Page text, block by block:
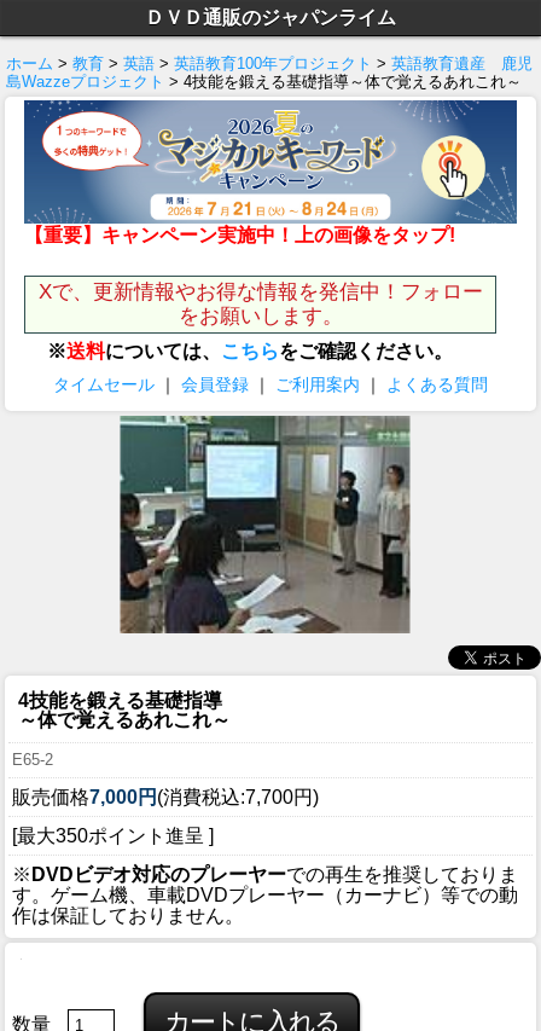
ＤＶＤ通販のジャパンライム
ホーム > 教育 > 英語 > 英語教育100年プロジェクト > 英語教育遺産 鹿児
島Wazzeプロジェクト > 4技能を鍛える基礎指導～体で覚えるあれこれ～
【重要】キャンペーン実施中！上の画像をタップ!
Xで、更新情報やお得な情報を発信中！フォロー
をお願いします。
※送料については、 こちらをご確認ください。
タイムセール ｜ 会員登録 ｜ ご利用案内 ｜ よくある質問
4技能を鍛える基礎指導
～体で覚えるあれこれ～
E65-2
販売価格7,000円 (消費税込:7,700円)
[最大350ポイント進呈 ]
※ DVDビデオ対応のプレーヤーでの再生を推奨しておりま
す。ゲーム機、車載DVDプレーヤー（カーナビ）等での動
作は保証しておりません。
数量